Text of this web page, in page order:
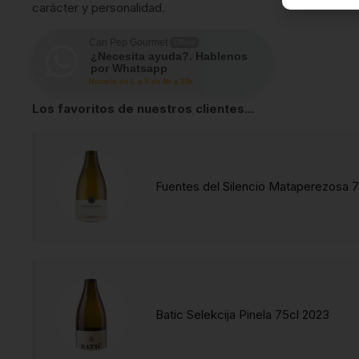
carácter y personalidad.
¿Necesita ayuda?. Hablenos
por Whatsapp
Horario de L a V de 8h a 19h
Los favoritos de nuestros clientes...
Fuentes del Silencio Mataperezosa
Batic Selekcija Pinela 75cl 2023